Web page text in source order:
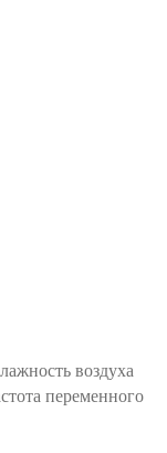
воздуха
переменного